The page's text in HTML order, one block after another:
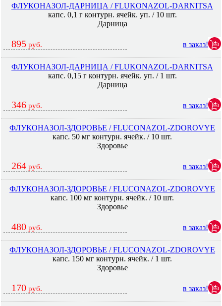
ФЛУКОНАЗОЛ-ДАРНИЦА / FLUKONAZOL-DARNITSA
капс. 0,1 г контурн. ячейк. уп. / 10 шт.
Дарница
895 руб. в заказ!
ФЛУКОНАЗОЛ-ДАРНИЦА / FLUKONAZOL-DARNITSA
капс. 0,15 г контурн. ячейк. уп. / 1 шт.
Дарница
346 руб. в заказ!
ФЛУКОНАЗОЛ-ЗДОРОВЬЕ / FLUCONAZOL-ZDOROVYE
капс. 50 мг контурн. ячейк. / 10 шт.
Здоровье
264 руб. в заказ!
ФЛУКОНАЗОЛ-ЗДОРОВЬЕ / FLUCONAZOL-ZDOROVYE
капс. 100 мг контурн. ячейк. / 10 шт.
Здоровье
480 руб. в заказ!
ФЛУКОНАЗОЛ-ЗДОРОВЬЕ / FLUCONAZOL-ZDOROVYE
капс. 150 мг контурн. ячейк. / 1 шт.
Здоровье
170 руб. в заказ!